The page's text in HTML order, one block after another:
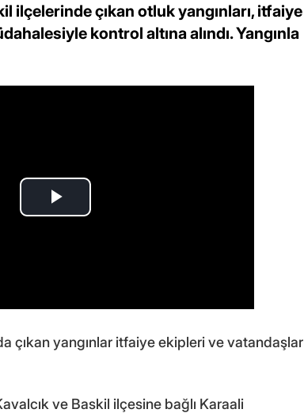
ilçelerinde çıkan otluk yangınları, itfaiye
kontrol altına alındı. Yangınla
çıkan yangınlar itfaiye ekipleri ve vatandaşlar
ve Baskil ilçesine bağlı Karaali